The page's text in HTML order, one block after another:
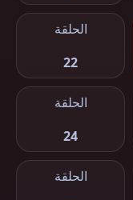
الحلقة
22
الحلقة
24
الحلقة